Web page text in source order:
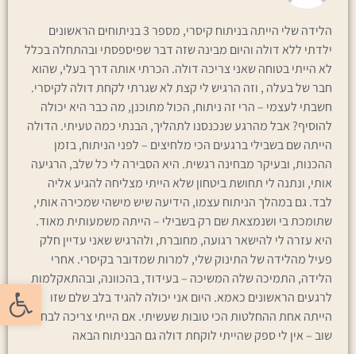
פתח
הלידה שלי הייתה בניתוח קיסרי, מספר 3 בניתוחים הראשונים
ילדתי ללא דולה והיום מבינה שזה דבר שפיספסתי ובהתחלה בכלל
לא הייתי בטוחה שאני צריכה דולה. הכרתי אותה דרך בעלי, שהוא
חבר של בעלה , וזה הרגיש לי קצת לא שגרתי לקחת דולה לקיסרי.
חשבתי לעצמי – הרי זה ניתוח, הכול מתוכנן, מה כבר היא יכולה
להוסיף? אבל מהרגע שנכנסנו לתהליך, הבנתי כמה טעיתי. הדולה
הייתה שם בשבילי ברגעים הכי מלחיצים – לפני הניתוח, בזמן
ההכנות, ובעיקר מבחינה רגשית. היא הסבירה לי כל שלב, הרגיעה
אותי, ונתנה לי תחושת ביטחון שלא הייתי מצליחה להגיע אליה
לבד. גם במהלך הניתוח עצמו, הידיעה שיש מישהי שמכירה אותי,
שתומכת בי ושנמצאת שם רק בשבילי – הייתה משמעותית מאוד.
היא עזרה לי להישאר רגועה, מחוברת, ולהרגיש שאני עדיין חלק
פעיל מהלידה של התינוק שלי, למרות שמדובר בקיסרי. אחרי
הלידה, התמיכה שלה המשיכה – בעידוד, בהכוונה, ובהתאקלמות
לרגעים הראשונים כאמא. היום אני יכולה להגיד בלב שלם שזו
הייתה אחת ההחלטות הכי טובות שעשיתי. אם הייתי צריכה לבחור
שוב – אין לי ספק שהייתי לוקחת דולה גם הבניתוח הבאה
לקריאת6המלצות